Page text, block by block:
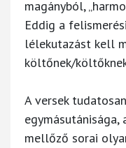
magányból,
Eddig a
lélekutazást kell
költőnek/
A versek
mellőző sorai